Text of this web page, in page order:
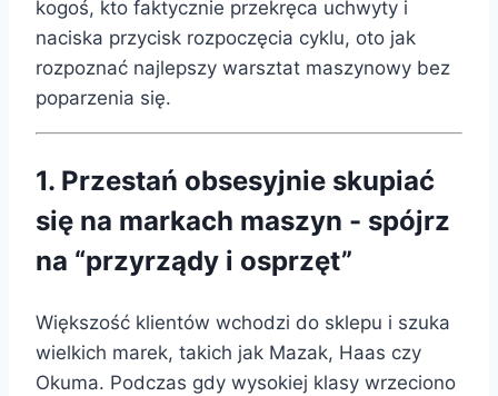
kogoś, kto faktycznie przekręca uchwyty i
naciska przycisk rozpoczęcia cyklu, oto jak
rozpoznać najlepszy warsztat maszynowy bez
poparzenia się.
1. Przestań obsesyjnie skupiać
się na markach maszyn - spójrz
na “przyrządy i osprzęt”
Większość klientów wchodzi do sklepu i szuka
wielkich marek, takich jak Mazak, Haas czy
Okuma. Podczas gdy wysokiej klasy wrzeciono